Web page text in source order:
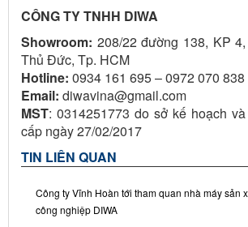
CÔNG TY TNHH DIWA
Showroom: 208/22 đường 138, KP
Thủ Đức, Tp. HCM
Hotline: 0934 161 695 – 0972 070 838
Email: diwavina@gmail.com
MST: 0314251773 do sở kế hoạch
cấp ngày 27/02/2017
TIN LIÊN QUAN
Công ty Vĩnh Hoàn tới tham quan nhà máy sản
công nghiệp DIWA